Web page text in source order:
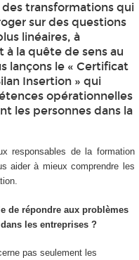
transformations qui
sur des questions
linéaires, à
à la quête de sens au
lançons le « Certificat
Insertion » qui
opérationnelles
les personnes dans la
responsables de la formation
aider à mieux comprendre les
de répondre aux problèmes
les entreprises ?
pas seulement les